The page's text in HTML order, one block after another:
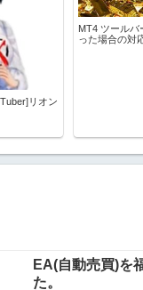
リオン
MT4 ツールバ
った場合の対
EA(自動売買)を
た。